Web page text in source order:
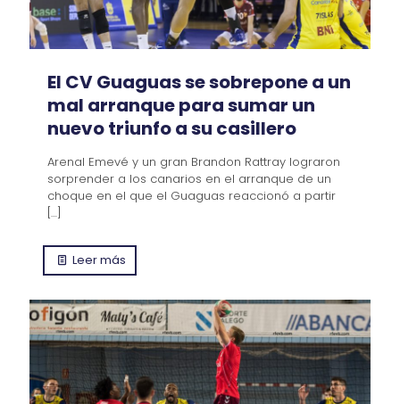
El CV Guaguas se sobrepone a un
mal arranque para sumar un
nuevo triunfo a su casillero
Arenal Emevé y un gran Brandon Rattray lograron
sorprender a los canarios en el arranque de un
choque en el que el Guaguas reaccionó a partir
[…]
Leer más